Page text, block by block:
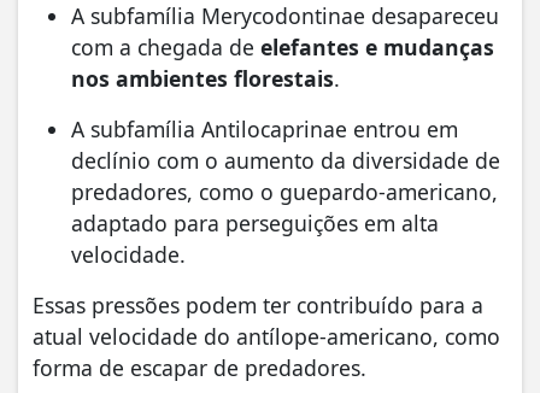
A subfamília Merycodontinae desapareceu
com a chegada de elefantes e mudanças
nos ambientes florestais.
A subfamília Antilocaprinae entrou em
declínio com o aumento da diversidade de
predadores, como o guepardo-americano,
adaptado para perseguições em alta
velocidade.
Essas pressões podem ter contribuído para a
atual velocidade do antílope-americano, como
forma de escapar de predadores.